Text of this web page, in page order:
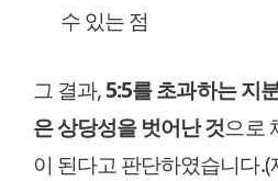
수 있는 점
그 결과,5:5를 초과하는 지
은 상당성을 벗어난 것으로
이 된다고 판단하였습니다